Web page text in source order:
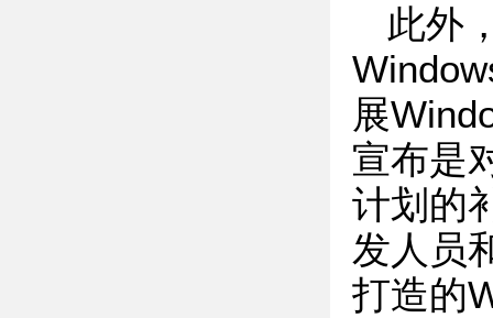
此外
展
宣布是
计划的
发人员
打造的